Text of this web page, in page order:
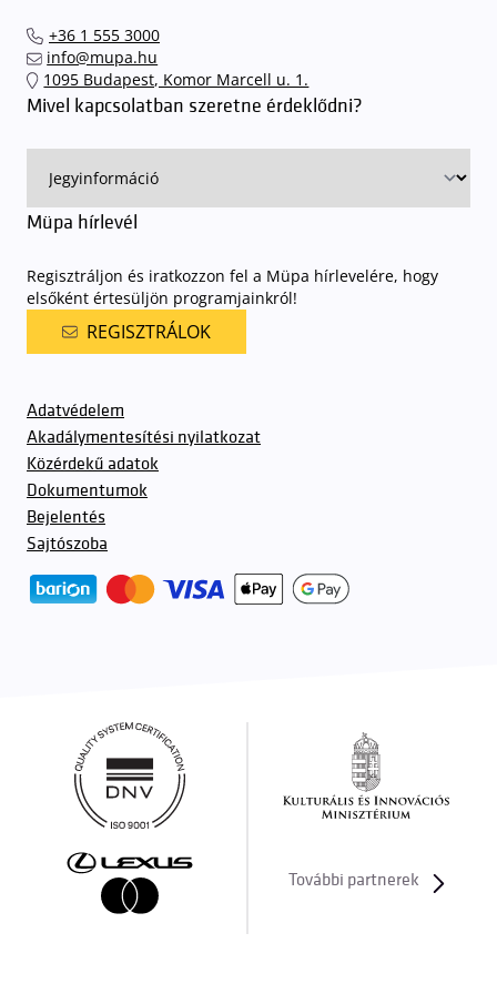
sorompókat rendszámfelismerő automatika nyitja.
ingyenes azon vendégeink számára, akik egy aznapi fizetős
előadásra belépőjeggyel rendelkeznek. A Müpa parkolási
rendjének részletes leírásaelérhető itt.
országos hálózatában vagy a jegypénztárainkban váltsa meg jegyét.
+36 1 555 3000
info@mupa.hu
1095 Budapest, Komor Marcell u. 1.
Mivel kapcsolatban szeretne érdeklődni?
Müpa hírlevél
Regisztráljon és iratkozzon fel a Müpa hírlevelére, hogy
elsőként értesüljön programjainkról!
REGISZTRÁLOK
Adatvédelem
Akadálymentesítési nyilatkozat
Közérdekű adatok
Dokumentumok
Bejelentés
Sajtószoba
További partnerek